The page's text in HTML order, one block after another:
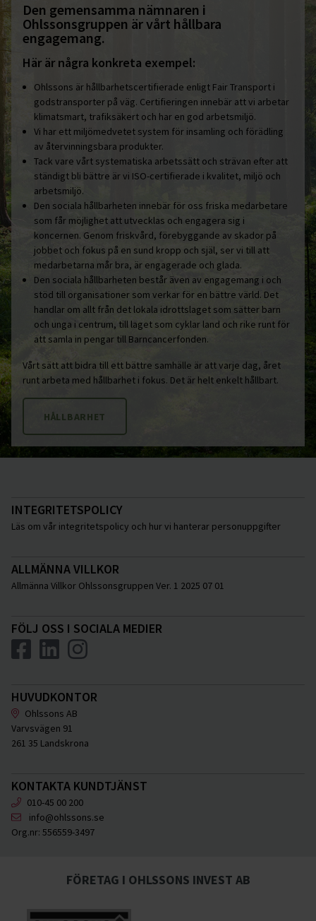
Den gemensamma nämnaren i
Ohlssonsgruppen är vårt hållbara
engagemang.
Här är några konkreta exempel:
Ohlssons är hållbarhetscertifierade enligt Fair Transport i
godstransporter på väg. Certifieringen innebär att vi arbetar
klimatsmart, trafiksäkert och har en god arbetsmiljö.
Vi har ett miljömedvetet system för insamling och förädling
av återvinningsbara produkter.
Tack vare vårt systematiska arbetssätt och strävan efter att
ständigt bli bättre är vi ISO-certifierade i kvalitet, miljö och
arbetsmiljö.
Den sociala hållbarheten innebär för oss friska medarbetare
som får möjlighet att utvecklas och engagera sig i
koncernen. Genom friskvård, förebyggande av skador på
jobbet och fokus på en sund kropp och själ, ser vi till att
medarbetarna mår bra, är engagerade och glada.
Den sociala hållbarheten består även av engagemang i och
stöd till organisationer som verkar för en bättre värld. Det
handlar om allt från det lokala idrottslaget som sätter barn
och unga i centrum, till laget som cyklar land och rike runt för
att samla in pengar till Barncancerfonden.
Vårt sätt att bidra till ett bättre samhälle är att varje dag, året
runt arbeta med hållbarhet i fokus. Det är helt enkelt hållbart.
HÅLLBARHET
INTEGRITETSPOLICY
Läs om vår integritetspolicy och hur vi hanterar personuppgifter
ALLMÄNNA VILLKOR
Allmänna Villkor Ohlssonsgruppen Ver. 1 2025 07 01
FÖLJ OSS I SOCIALA MEDIER
HUVUDKONTOR
Ohlssons AB
Varvsvägen 91
261 35 Landskrona
KONTAKTA KUNDTJÄNST
010-45 00 200
info@ohlssons.se
Org.nr: 556559-3497
FÖRETAG I OHLSSONS INVEST AB